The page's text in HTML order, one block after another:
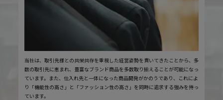
当社は、取引先様との共栄共存を重視した経営姿勢を貫いてきたことから、多
数の取引先に恵まれ、豊富なブランド商品を多数取り揃えることが可能になっ
ています。また、仕入れ先と一体になった商品開発がかのうであり、これによ
り「機能性の高さ」と「ファッション性の高さ」を同時に追求する強みを持っ
ています。